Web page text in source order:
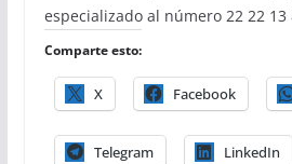
especializado al número 22 22 13
Comparte esto:
X Facebook
Telegram LinkedIn